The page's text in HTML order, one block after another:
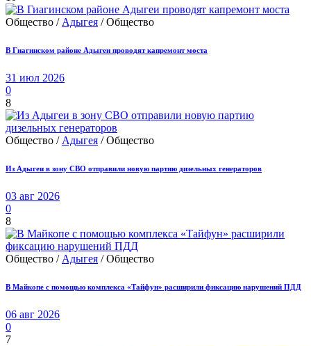
Общество / Адыгея / Общество
В Гиагинском районе Адыгеи проводят капремонт моста
31 июл 2026
0
8
Общество / Адыгея / Общество
Из Адыгеи в зону СВО отправили новую партию дизельных генераторов
03 авг 2026
0
8
Общество / Адыгея / Общество
В Майкопе с помощью комплекса «Тайфун» расширили фиксацию нарушений ПДД
06 авг 2026
0
7